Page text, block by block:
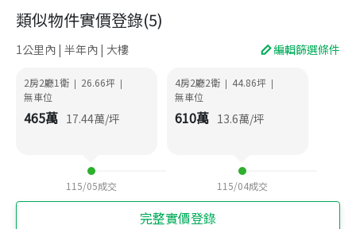
類似物件實價登錄(5)
1公里內 | 半年內 | 大樓 編輯篩選條件
2房2廳1衛 | 26.66坪 |
無車位
465萬 17.44萬/坪
115/05成交
4房2廳2衛 | 44.86坪 |
無車位
610萬 13.6萬/坪
115/04成交
完整實價登錄